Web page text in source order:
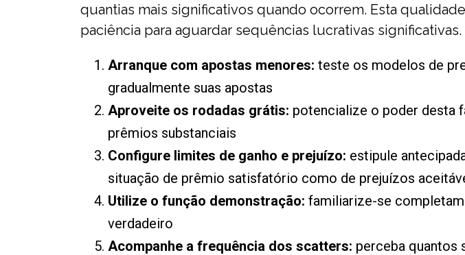
quantias mais significativos quando ocorrem. Esta
paciência para aguardar sequências lucrativas significativas.
Arranque com apostas menores: teste os modelos de
gradualmente suas apostas
Aproveite os rodadas grátis: potencialize o poder desta
prêmios substanciais
Configure limites de ganho e prejuízo: estipule
situação de prêmio satisfatório como de prejuízos
Utilize o função demonstração: familiarize-se
verdadeiro
Acompanhe a frequência dos scatters: perceba quantos